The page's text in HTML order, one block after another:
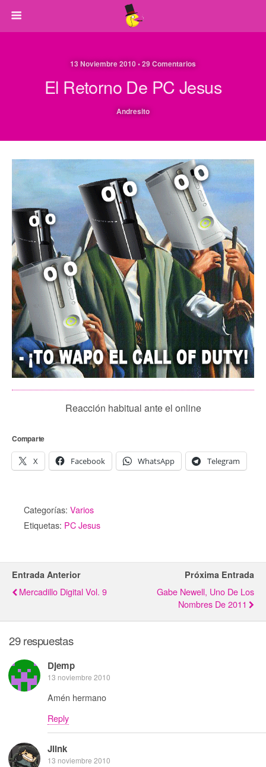
13 Noviembre 2010 • 29 Comentarios
El Retorno De PC Jesus
Andresito
Reacción habitual ante el online
Comparte
X Facebook WhatsApp Telegram
Categorías: Varios
Etiquetas: PC Jesus
Entrada Anterior
Mercadillo Digital Vol. 9
Próxima Entrada
Gabe Newell, Uno De Los
Nombres De 2011
29 respuestas
Djemp
13 noviembre 2010
Amén hermano
Reply
Jlink
13 noviembre 2010